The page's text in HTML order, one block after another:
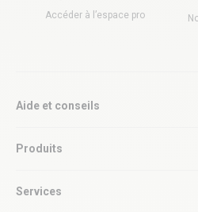
Accéder à l’espace pro
Aide et conseils
Produits
Services